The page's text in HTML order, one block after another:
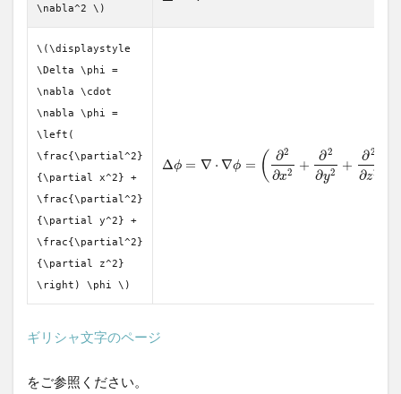
\nabla^2 \)
\(\displaystyle
\Delta \phi =
\nabla \cdot
\nabla \phi =
\left(
\frac{\partial^2}
{\partial x^2} +
\frac{\partial^2}
{\partial y^2} +
\frac{\partial^2}
{\partial z^2}
\right) \phi \)
Δϕ = ∇ ⋅ ∇ϕ = ( ∂2
∂x2 +
∂2
∂y2 +
∂2
∂z2
ギリシャ文字のページ
をご参照ください。